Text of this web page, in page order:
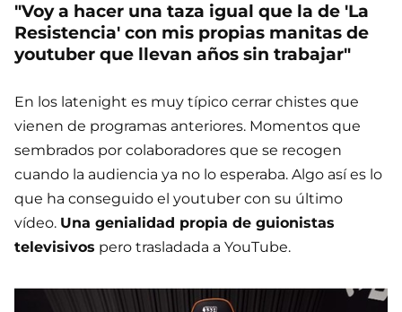
"Voy a hacer una taza igual que la de 'La
Resistencia' con mis propias manitas de
youtuber que llevan años sin trabajar"
En los latenight es muy típico cerrar chistes que
vienen de programas anteriores. Momentos que
sembrados por colaboradores que se recogen
cuando la audiencia ya no lo esperaba. Algo así es lo
que ha conseguido el youtuber con su último
vídeo. Una genialidad propia de guionistas
televisivos pero trasladada a YouTube.